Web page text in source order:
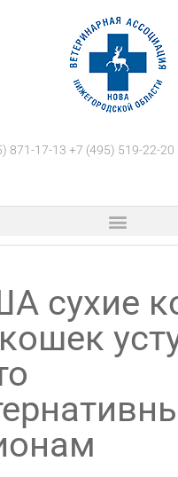
871-17-13 +7 (495) 519-22-20
сухие